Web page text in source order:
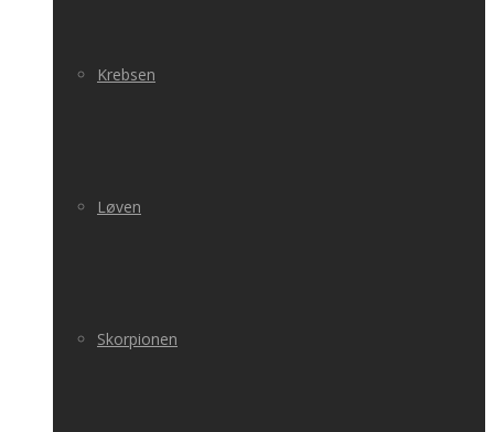
Krebsen
Løven
Skorpionen